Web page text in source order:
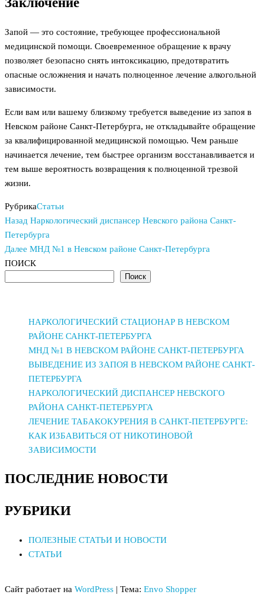
Запой — это состояние, требующее профессиональной
медицинской помощи. Своевременное обращение к врачу
позволяет безопасно снять интоксикацию, предотвратить
опасные осложнения и начать полноценное лечение алкогольной
зависимости.
Если вам или вашему близкому требуется выведение из запоя в
Невском районе Санкт-Петербурга, не откладывайте обращение
за квалифицированной медицинской помощью. Чем раньше
начинается лечение, тем быстрее организм восстанавливается и
тем выше вероятность возвращения к полноценной трезвой
жизни.
РубрикаСтатьи
Навигация
по
записям
Предыдущая
запись
Назад Наркологический диспансер Невского района Санкт-
Петербурга
Следующая
запись
Далее МНД №1 в Невском районе Санкт-Петербурга
ПОИСК
Поиск
НАРКОЛОГИЧЕСКИЙ СТАЦИОНАР В НЕВСКОМ
РАЙОНЕ САНКТ-ПЕТЕРБУРГА
МНД №1 В НЕВСКОМ РАЙОНЕ САНКТ-ПЕТЕРБУРГА
ВЫВЕДЕНИЕ ИЗ ЗАПОЯ В НЕВСКОМ РАЙОНЕ САНКТ-
ПЕТЕРБУРГА
НАРКОЛОГИЧЕСКИЙ ДИСПАНСЕР НЕВСКОГО
РАЙОНА САНКТ-ПЕТЕРБУРГА
ЛЕЧЕНИЕ ТАБАКОКУРЕНИЯ В САНКТ-ПЕТЕРБУРГЕ:
КАК ИЗБАВИТЬСЯ ОТ НИКОТИНОВОЙ
ЗАВИСИМОСТИ
ПОСЛЕДНИЕ НОВОСТИ
РУБРИКИ
ПОЛЕЗНЫЕ СТАТЬИ И НОВОСТИ
СТАТЬИ
Сайт работает на WordPress | Тема: Envo Shopper